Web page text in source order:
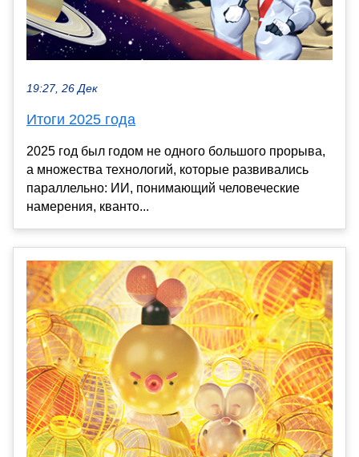
19:27, 26 Дек
Итоги 2025 года
2025 год был годом не одного большого прорыва,
а множества технологий, которые развивались
параллельно: ИИ, понимающий человеческие
намерения, кванто...